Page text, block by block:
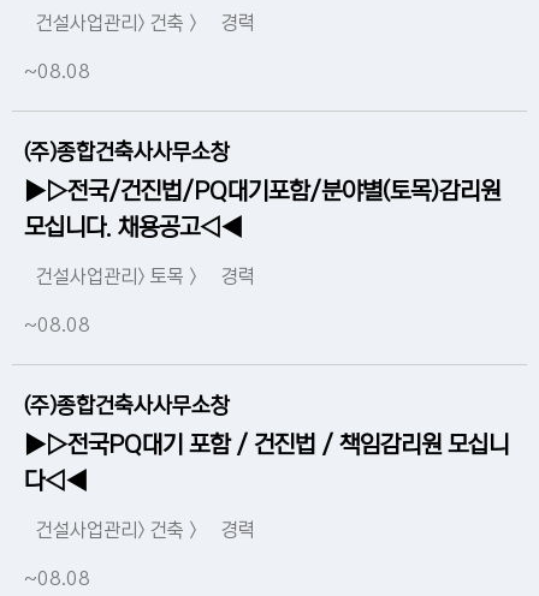
건설사업관리> 건축 > 경력
~08.08
(주)종합건축사사무소창
▶▷전국/건진법/PQ대기포함/분야별(토목)감리원
모십니다. 채용공고◁◀
건설사업관리> 토목 > 경력
~08.08
(주)종합건축사사무소창
▶▷전국PQ대기 포함 / 건진법 / 책임감리원 모십니
다◁◀
건설사업관리> 건축 > 경력
~08.08